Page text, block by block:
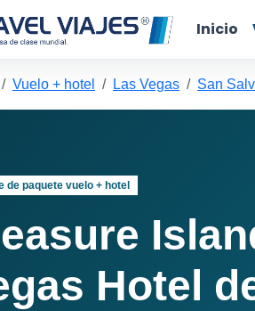
Inicio
Vuelo + hotel Las Vegas San
de paquete vuelo + hotel
Hotel